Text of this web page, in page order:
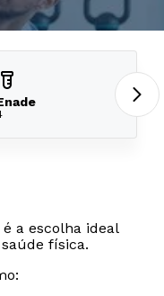
a escolha ideal
física.